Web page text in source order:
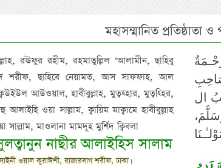
মহাসম্মানিত প্রতিষ্ঠাতা
রঊফুর রহীম, রহমাতুল্লিল ‘আলামীন, ছাহিবু
শরীফ, ছাহিবে নেয়ামত, আস সাফফাহ, আল
আউওয়াল, হাবীবুল্লাহ, মুত্বহ্হার, মুত্বহ্হির,
আলাইহি ওয়া সাল্লাম, ক্বায়িম মাক্বামে হাবীবুল্লাহ
সাল্লাম, মাওলানা মামদূহ মুর্শিদ ক্বিবলা
নাছীর আলাইহিস সালাম
ওয়াল কুরাঈশী, রাজারবাগ শরীফ, ঢাকা।
ال